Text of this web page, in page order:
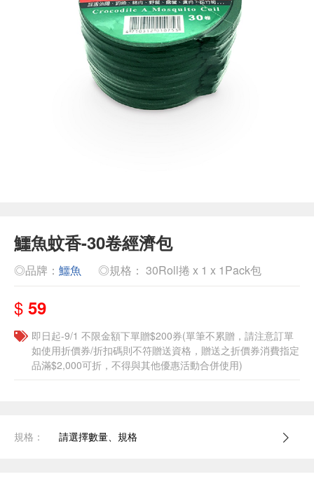
鱷魚蚊香-30卷經濟包
◎品牌： 鱷魚 ◎規格： 30Roll捲 x 1 x 1Pack包
$ 59
即日起-9/1 不限金額下單贈$200券(單筆不累贈，請注意訂單
如使用折價券/折扣碼則不符贈送資格，贈送之折價券消費指定
品滿$2,000可折，不得與其他優惠活動合併使用)
規格： 請選擇數量、規格